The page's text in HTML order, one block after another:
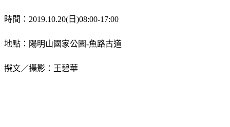
時間： 2019.10.20(日)08:00-17:00
地點：陽明山國家公園-魚路古道
撰文／攝影：王碧華